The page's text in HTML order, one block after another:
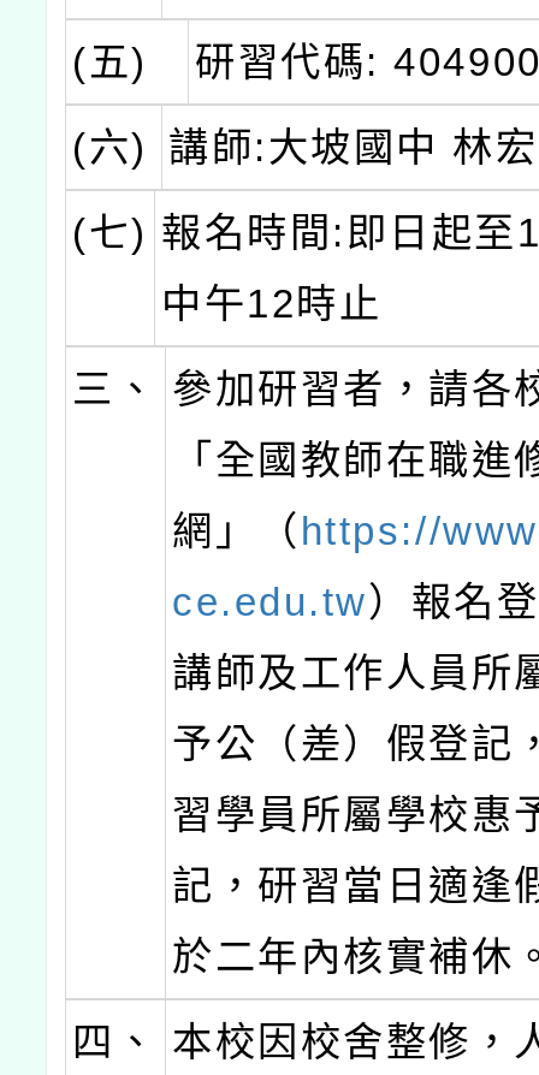
(五)
研習代碼:
(六)
講師:大坡國中 林
(七) 報名時間:即日起至
中午12時止
三、
參加研習者，請各
「全國教師在職進
網」（ https://
ce.edu.tw）報名
講師及工作人員所
予公（差）假登記
習學員所屬學校惠
記，研習當日適逢
於二年內核實補休
四、
本校因校舍整修，